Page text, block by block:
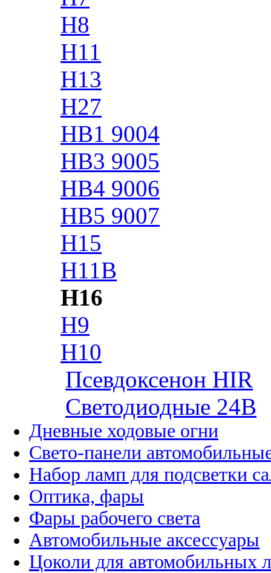
H8
H11
H13
H27
HB1 9004
HB3 9005
HB4 9006
HB5 9007
H15
H11B
H16
H9
H10
Псевдоксенон HIR
Cветодиодные 24B
Дневные ходовые огни
Свето-панели
Набор ламп для подсветки
Оптика, фары
Фары рабочего света
Автомобильные аксессуары
Цоколи для автомобильных